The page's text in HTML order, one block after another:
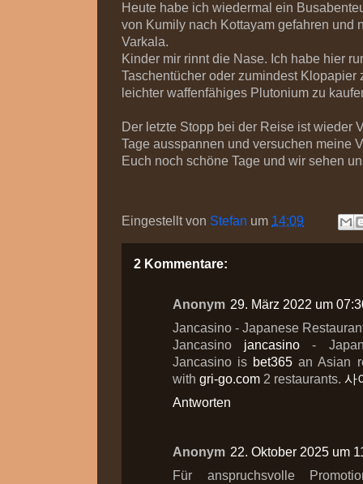
Heute habe ich wiedermal ein
von Kumily nach Kottayam gefahren und
Varkala.
Kinder mir rinnt die Nase. Ich habe hier
Taschentücher oder zumindest
leichter waffenfähiges Plutonium zu
Der letzte Stopp bei der Reise ist wieder
Tage ausspannen und versuchen meine
Euch noch schöne Tage und wir sehen
Eingestellt von Stefan um 14:09
2 Kommentare:
Anonym 29. März 2022 um
Jancasino - Japanese
Jancasino jancasino -
Jancasino is bet365 an Asian
with gri-go.com 2 restaurants. 사
Antworten
Anonym 22. Oktober 2025 um
Für anspruchsvolle